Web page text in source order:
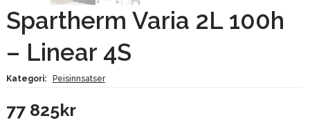
Spartherm Varia 2L 100h
– Linear 4S
Kategori: Peisinnsatser
77 825kr